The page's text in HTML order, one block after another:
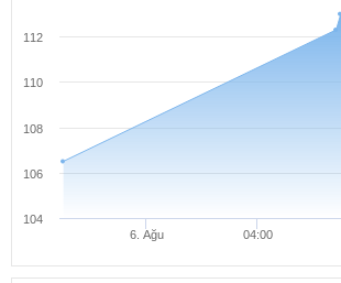
6. Ağu 04:00
104
106
108
110
112